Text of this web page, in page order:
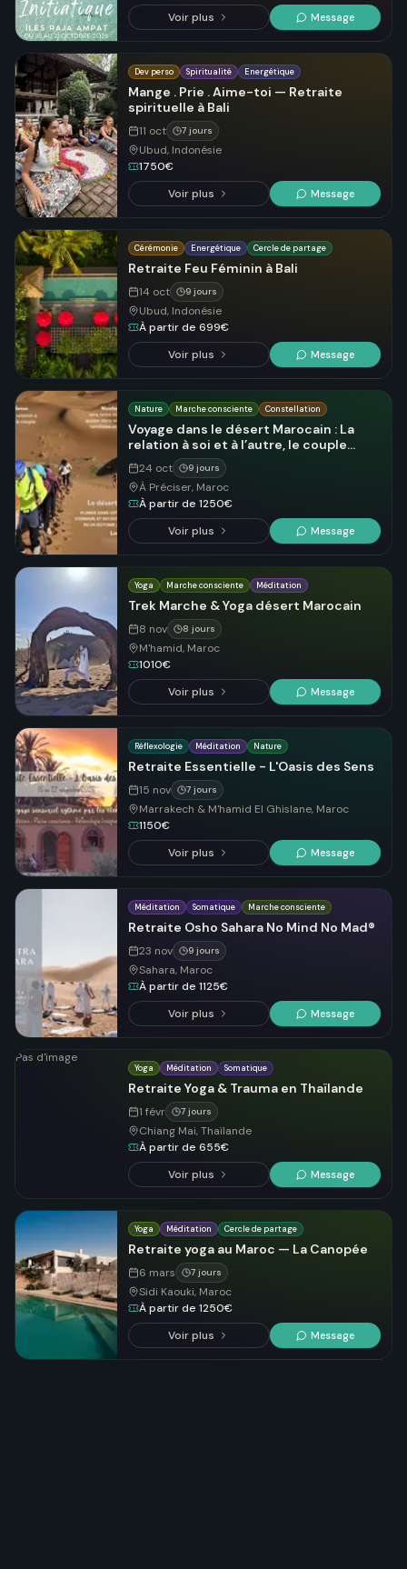
Voir plus
Message
Dev perso Spiritualité Energétique
Mange . Prie . Aime-toi — Retraite
spirituelle à Bali
11 oct 7 jours
Ubud, Indonésie
1750€
Voir plus
Message
Cérémonie Energétique Cercle de partage
Retraite Feu Féminin à Bali
14 oct 9 jours
Ubud, Indonésie
À partir de 699€
Voir plus
Message
Nature Marche consciente Constellation
Voyage dans le désert Marocain : La
relation à soi et à l’autre, le couple
sacré
24 oct 9 jours
À Préciser, Maroc
À partir de 1250€
Voir plus
Message
Yoga Marche consciente Méditation
Trek Marche & Yoga désert Marocain
8 nov 8 jours
M'hamid, Maroc
1010€
Voir plus
Message
Réflexologie Méditation Nature
Retraite Essentielle - L'Oasis des Sens
15 nov 7 jours
Marrakech & M'hamid El Ghislane, Maroc
1150€
Voir plus
Message
Méditation Somatique Marche consciente
Retraite Osho Sahara No Mind No Mad®
23 nov 9 jours
Sahara, Maroc
À partir de 1125€
Voir plus
Message
Pas d'image
Yoga Méditation Somatique
Retraite Yoga & Trauma en Thaïlande
1 févr 7 jours
Chiang Mai, Thaïlande
À partir de 655€
Voir plus
Message
Yoga Méditation Cercle de partage
Retraite yoga au Maroc — La Canopée
6 mars 7 jours
Sidi Kaouki, Maroc
À partir de 1250€
Voir plus
Message